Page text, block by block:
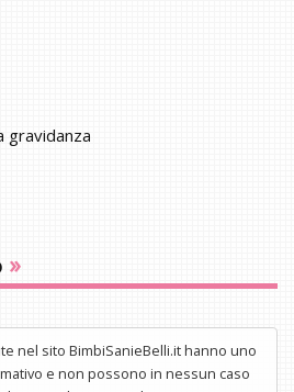
gravidanza
»
nel sito BimbiSanieBelli.it hanno uno
e non possono in nessun caso